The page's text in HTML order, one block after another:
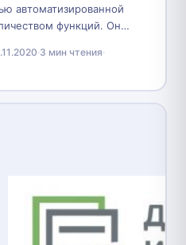
автоматизированной
функций. Он
процесс, предоставляет
литературу и
·3 мин чтения·